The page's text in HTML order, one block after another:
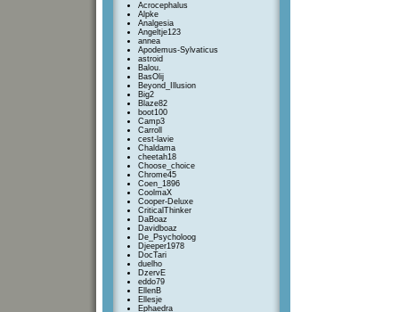
Acrocephalus
Alpke
Analgesia
Angeltje123
annea
Apodemus-Sylvaticus
astroid
Balou.
BasOlij
Beyond_Illusion
Big2
Blaze82
boot100
Camp3
Carroll
cest-lavie
Chaldama
cheetah18
Choose_choice
Chrome45
Coen_1896
CoolmaX
Cooper-Deluxe
CriticalThinker
DaBoaz
Davidboaz
De_Psycholoog
Djeeper1978
DocTari
duelho
DzervE
eddo79
EllenB
Ellesje
Ephaedra